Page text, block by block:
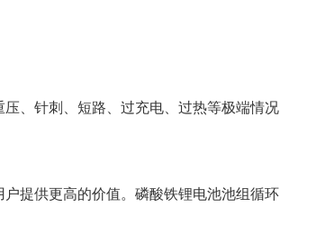
、针刺、短路、过充电、过热等极端情况
提供更高的价值。磷酸铁锂电池池组循环